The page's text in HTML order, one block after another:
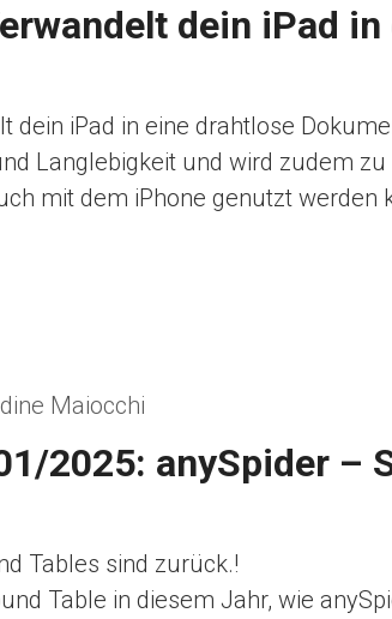
dein iPad
dein iPad in eine drahtlose
Langlebigkeit und wird zudem
mit dem iPhone genutzt werden
Maiocchi
2025: anySpider
Tables sind zurück.!
Table in diesem Jahr, wie